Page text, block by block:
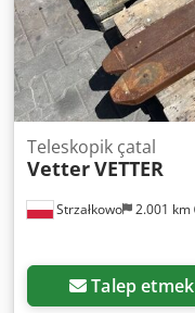
Strzałkowo 2.001 km
Teleskopik çatal
VetterVETTER
Talep etmek